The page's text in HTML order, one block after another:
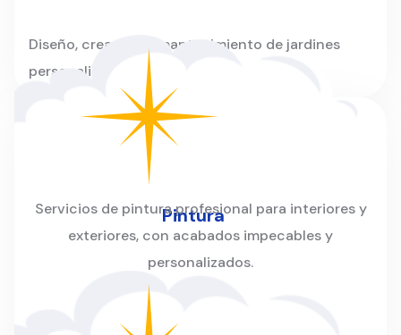
Diseño, creación y mantenimiento de jardines
personalizados para hogares y empresas.
Pintura
Servicios de pintura profesional para interiores y
exteriores, con acabados impecables y
personalizados.